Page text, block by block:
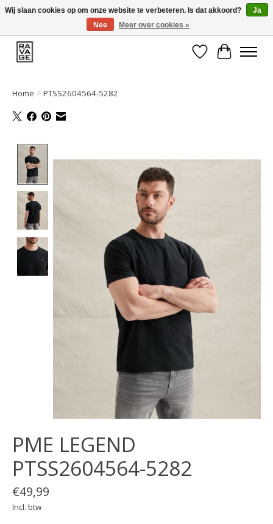
EEN GROOT ASSORTIMENT VAN TOP MERKEN!
Verlanglijst
Home / PTSS2604564-5282
PME LEGEND
PTSS2604564-5282
€49,99
Incl. btw
Wij slaan cookies op om onze website te verbeteren. Is dat akkoord?
Ja
Nee
Meer over cookies »